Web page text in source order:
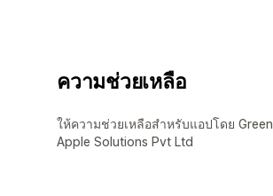
ความช่วยเหลือ
ให้ความช่วยเหลือสำหรับแอปโดย Green
Apple Solutions Pvt Ltd